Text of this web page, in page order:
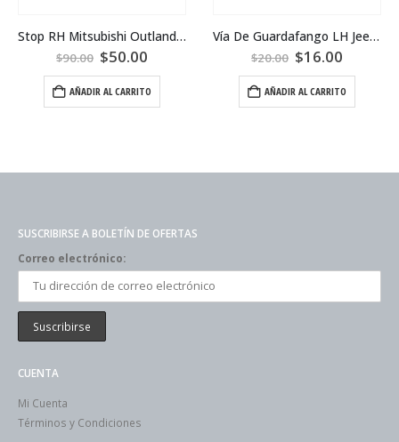
Stop RH Mitsubishi Outlander Sport 2018
$90.00 $50.00
AÑADIR AL CARRITO
Vía De Guardafango LH Jeep Renegade 2019
$20.00 $16.00
AÑADIR AL CARRITO
SUSCRIBIRSE A BOLETÍN DE OFERTAS
Correo electrónico:
CUENTA
Mi Cuenta
Términos y Condiciones